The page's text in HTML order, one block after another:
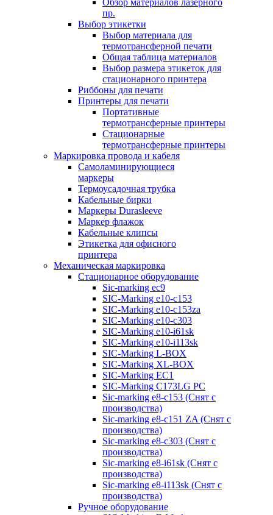
Обзор материалов лазерного
пр.
Выбор этикетки
Выбор материала для
термотрансферной печати
Общая таблица материалов
Выбор размера этикеток для
стационарного принтера
Риббоны для печати
Принтеры для печати
Портативные
термотрансферные принтеры
Стационарные
термотрансферные принтеры
Маркировка провода и кабеля
Самоламинирующиеся
маркеры
Термоусадочная трубка
Кабельные бирки
Маркеры Durasleeve
Маркер флажок
Кабельные клипсы
Этикетка для офисного
принтера
Механическая маркировка
Стационарное оборудование
Sic-marking ec9
SIC-Marking e10-c153
SIC-Marking e10-c153za
SIC-Marking e10-c303
SIC-Marking e10-i61sk
SIC-Marking e10-i113sk
SIC-Marking L-BOX
SIC-Marking XL-BOX
SIC-Marking EC1
SIC-Marking C173LG PC
Sic-marking e8-c153 (Снят с
производства)
Sic-marking e8-c151 ZA (Снят с
производства)
Sic-marking e8-c303 (Снят с
производства)
Sic-marking e8-i61sk (Снят с
производства)
Sic-marking e8-i113sk (Снят с
производства)
Ручное оборудование